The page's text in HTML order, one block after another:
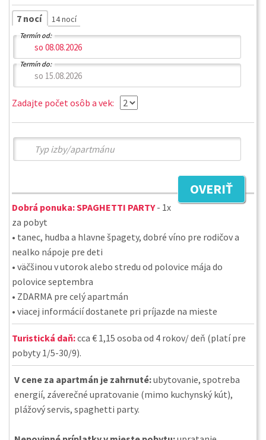
7 nocí 14 nocí
Termín od:
Termín do:
Zadajte počet osôb a vek:
OVERIŤ
Dobrá ponuka:SPAGHETTI PARTY- 1x
za pobyt
• tanec, hudba a hlavne špagety, dobré víno pre rodičov a
nealko nápoje pre deti
• väčšinou v utorok alebo stredu od polovice mája do
polovice septembra
• ZDARMA pre celý apartmán
• viacej informácií dostanete pri príjazde na mieste
Turistická daň:cca € 1,15 osoba od 4 rokov/ deň (platí pre
pobyty 1/5-30/9).
V cene za apartmán je zahrnuté:ubytovanie, spotreba
energií, záverečné upratovanie (mimo kuchynský kút),
plážový servis, spaghetti party.